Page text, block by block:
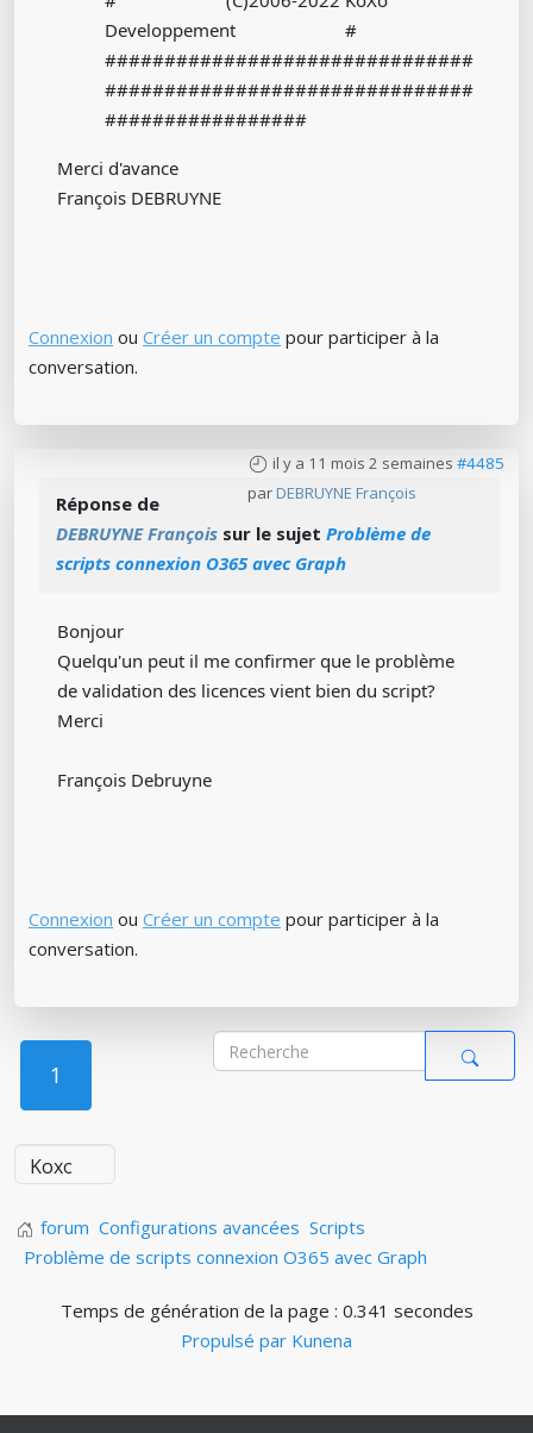
Developpement #
###############################
###############################
#################
Merci d'avance
François DEBRUYNE
Connexion ou Créer un compte pour participer à la
conversation.
il y a 11 mois 2 semaines #4485
par DEBRUYNE François
Réponse de
DEBRUYNE François sur le sujet Problème de
scripts connexion O365 avec Graph
Bonjour
Quelqu'un peut il me confirmer que le problème
de validation des licences vient bien du script?
Merci
François Debruyne
Connexion ou Créer un compte pour participer à la
conversation.
1
forum Configurations avancées Scripts
Problème de scripts connexion O365 avec Graph
Temps de génération de la page : 0.341 secondes
Propulsé par Kunena